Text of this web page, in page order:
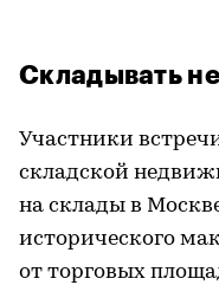
Складывать
Участники
складской
на склады в
исторического
от торговых